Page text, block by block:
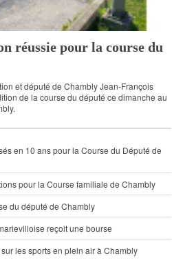
réussie pour la course du
et député de Chambly Jean-François
de la course du député ce dimanche au
en 10 ans pour la Course du Député de
pour la Course familiale de Chambly
du député de Chambly
reçoit une bourse
les sports en plein air à Chambly